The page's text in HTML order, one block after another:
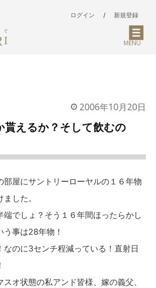
ログイン / 新規登録
MENU
2006年10月20日
貰えるか？そして飲むの
部屋にサントリーローヤルの１６年物
した。
端でしょ？そう１６年間ほったらかし
事は28年物！
なのに3センチ程減っている！直射日
スオ状態の私アンド皆様、嫁の義父、